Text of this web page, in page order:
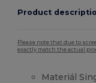
Product
Please note that due to
exactly match the actual
Materiál